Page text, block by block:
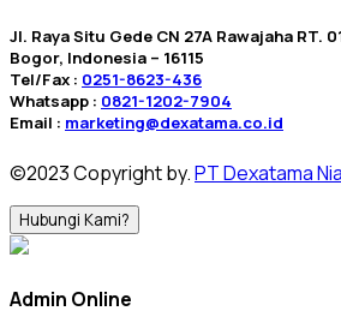
Jl. Raya Situ Gede CN 27A Rawajaha RT.
Bogor, Indonesia – 16115
Tel/Fax : 0251-8623-436
Whatsapp : 0821-1202-7904
Email : marketing@dexatama.co.id
©2023 Copyright by.PT Dexatama
Hubungi Kami?
Admin Online